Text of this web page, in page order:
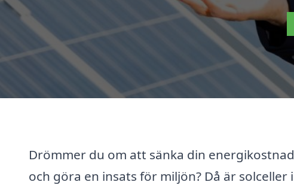
Drömmer du om att sänka din energikostnad
och göra en insats för miljön? Då är solceller i